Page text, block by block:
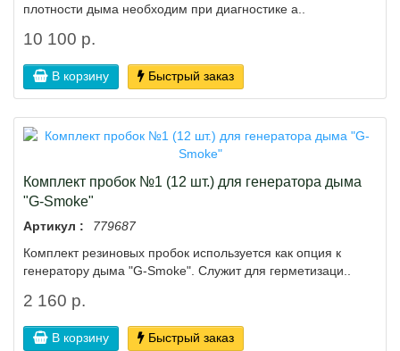
плотности дыма необходим при диагностике а..
10 100 р.
В корзину Быстрый заказ
Комплект пробок №1 (12 шт.) для генератора дыма
"G-Smoke"
Артикул :
779687
Комплект резиновых пробок используется как опция к
генератору дыма "G-Smoke". Служит для герметизаци..
2 160 р.
В корзину Быстрый заказ